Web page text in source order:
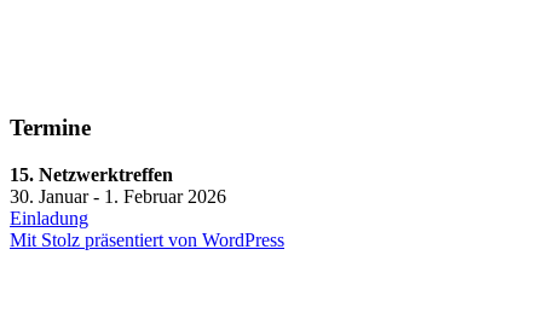
Termine
15. Netzwerktreffen
30. Januar - 1. Februar 2026
Einladung
Mit Stolz präsentiert von WordPress